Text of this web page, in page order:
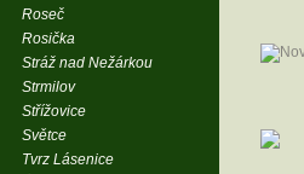
Roseč
Rosička
Stráž nad Nežárkou
Strmilov
Střížovice
Světce
Tvrz Lásenice